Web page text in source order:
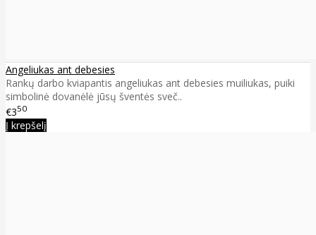
Angeliukas ant debesies
Rankų darbo kviapantis angeliukas ant debesies muiliukas, puiki
simbolinė dovanėlė jūsų šventės sveč..
€350
Į krepšelį